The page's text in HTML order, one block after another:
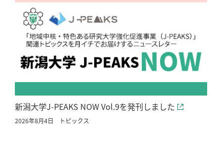
新潟大学J-PEAKS NOW Vol.9を発刊しました
2026年8月4日 トピックス